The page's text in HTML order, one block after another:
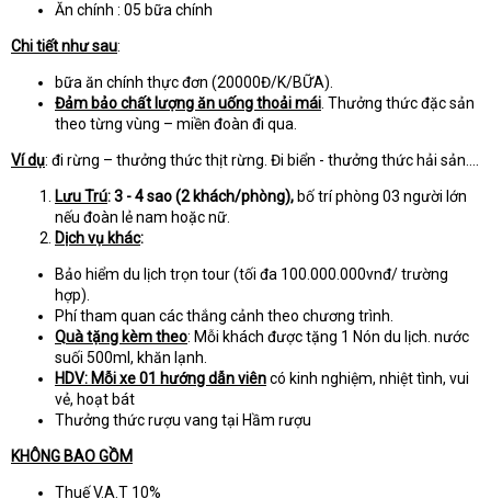
Ăn chính : 05 bữa chính
Chi tiết như sau:
bữa ăn chính thực đơn (20000Đ/K/BỮA).
Đảm bảo chất lượng ăn uống thoải mái. Thưởng thức đặc sản
theo từng vùng – miền đoàn đi qua.
Ví dụ: đi rừng – thưởng thức thịt rừng. Đi biển - thưởng thức hải sản….
Lưu Trú:3 - 4 sao (2 khách/phòng), bố trí phòng 03 người lớn
nếu đoàn lẻ nam hoặc nữ.
Dịch vụ khác:
Bảo hiểm du lịch trọn tour (tối đa 100.000.000vnđ/ trường
hợp).
Phí tham quan các thắng cảnh theo chương trình.
Quà tặng kèm theo: Mỗi khách được tặng 1 Nón du lịch. nước
suối 500ml, khăn lạnh.
HDV: Mỗi xe 01 hướng dẫn viêncó kinh nghiệm, nhiệt tình, vui
vẻ, hoạt bát
Thưởng thức rượu vang tại Hầm rượu
KHÔNG BAO GỒM
Thuế V.A.T 10%